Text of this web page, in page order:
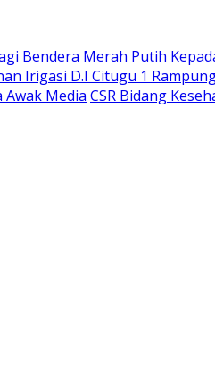
Bendera Merah Putih
Irigasi D.I Citugu 1
Media CSR Bidang